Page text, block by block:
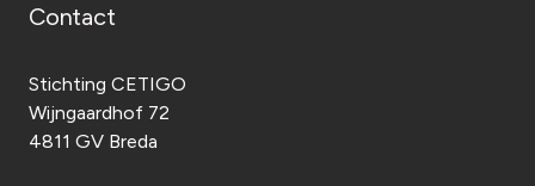
Contact
Stichting CETIGO
Wijngaardhof 72
4811 GV Breda